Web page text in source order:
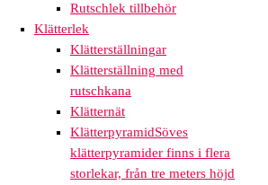
Rutschlek tillbehör
Klätterlek
Klätterställningar
Klätterställning med
rutschkana
Klätternät
KlätterpyramidSöves
klätterpyramider finns i flera
storlekar, från tre meters höjd